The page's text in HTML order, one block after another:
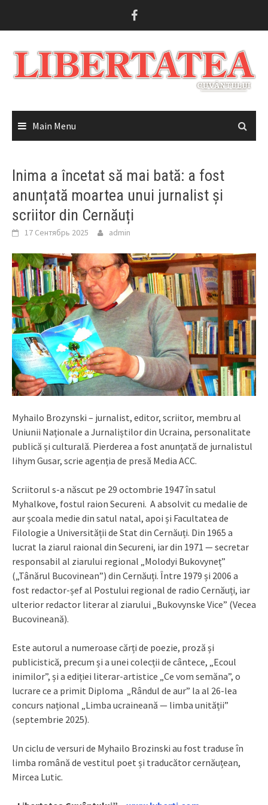
Main Menu
Inima a încetat să mai bată: a fost
anunțată moartea unui jurnalist și
scriitor din Cernăuți
17 Сентябрь 2025 admin
Myhailo Brozynski – jurnalist, editor, scriitor, membru al
Uniunii Naționale a Jurnaliștilor din Ucraina, personalitate
publică și culturală. Pierderea a fost anunțată de jurnalistul
Iihym Gusar, scrie agenția de presă Media ACC.
Scriitorul s-a născut pe 29 octombrie 1947 în satul
Myhalkove, fostul raion Secureni. A absolvit cu medalie de
aur școala medie din satul natal, apoi și Facultatea de
Filologie a Universității de Stat din Cernăuți. Din 1965 a
lucrat la ziarul raional din Secureni, iar din 1971 — secretar
responsabil al ziarului regional „Molodyi Bukovyneț”
(„Tânărul Bucovinean”) din Cernăuți. Între 1979 și 2006 a
fost redactor-șef al Postului regional de radio Cernăuți, iar
ulterior redactor literar al ziarului „Bukovynske Vice” (Vecea
Bucovineană).
Este autorul a numeroase cărți de poezie, proză și
publicistică, precum și a unei colecții de cântece, „Ecoul
inimilor”, și a ediției literar-artistice „Ce vom semăna”, o
lucrare ce a primit Diploma „Rândul de aur” la al 26-lea
concurs național „Limba ucraineană — limba unității”
(septembrie 2025).
Un ciclu de versuri de Myhailo Brozinski au fost traduse în
limba română de vestitul poet și traducător cernăuțean,
Mircea Lutic.